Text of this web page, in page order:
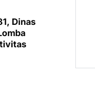
Dinas